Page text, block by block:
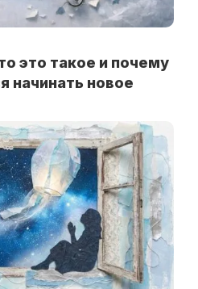
это такое и почему
начинать новое